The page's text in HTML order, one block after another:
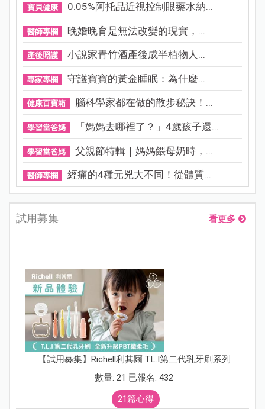
寶貝健康 0.05%阿托品近視控制眼藥水納...
醫師專欄 晚婚晚育是無法改變的現實，...
產後照護 小說家青竹酒產後成半植物人...
專家專欄 守護寶寶的黃金睡眠：為什麼...
健康百寶箱 腦科學家都在做的散步秘訣！...
學習當爸媽 「媽媽去哪裡了？」4歲孩子還...
學習當爸媽 父親節特輯｜媽媽餵母奶時，...
醫師專欄 經痛的4種元兇大不同！從體質...
試用募集 看更多
【試用募集】Richell利其爾 T.L.I第二代乳牙刷系列
數量: 21 已報名: 432
21篇心得